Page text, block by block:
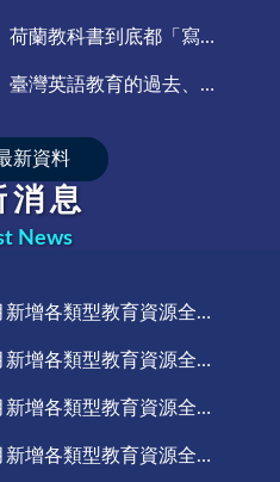
到底都「寫」了什麼？小學英語教科書比一比
現在與未來～《英材施教 識語習文——中小學英語文課程發展史》
新資料
消息
News
各類型教育資源全文資料共146筆
各類型教育資源全文資料共166筆
各類型教育資源全文資料共152筆
各類型教育資源全文資料共138筆